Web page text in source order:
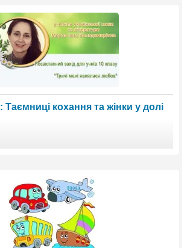
Таємниці кохання та жінки у долі